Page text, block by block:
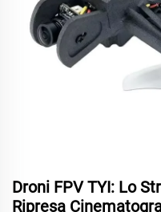
Droni FPV TYI: Lo
Ripresa